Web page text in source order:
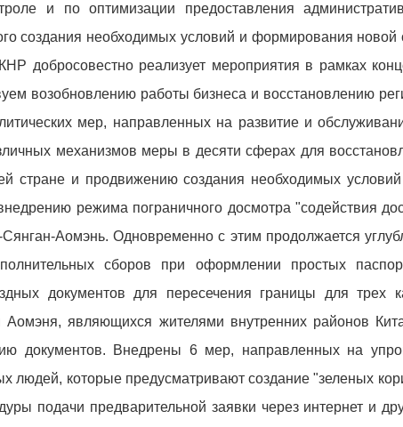
и по оптимизации предоставления
создания необходимых условий и формирования новой
добросовестно реализует мероприятия в рамках
возобновлению работы бизнеса и восстановлению
мер, направленных на развитие и
механизмов меры в десяти сферах для
стране и продвижению создания необходимых
режима пограничного досмотра "содействия
Аомэнь. Одновременно с этим продолжается
сборов при оформлении простых
документов для пересечения границы для трех
являющихся жителями внутренних районов
документов. Внедрены 6 мер, направленных на
людей, которые предусматривают создание "зеленых
подачи предварительной заявки через интернет и